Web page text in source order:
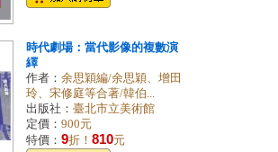
時代劇場：當代影像的複數演
繹
作者： 余思穎編/余思穎、增田
玲、宋修庭等合著/韓伯...
出版社： 臺北市立美術館
定價： 900元
特價： 9折！ 810元